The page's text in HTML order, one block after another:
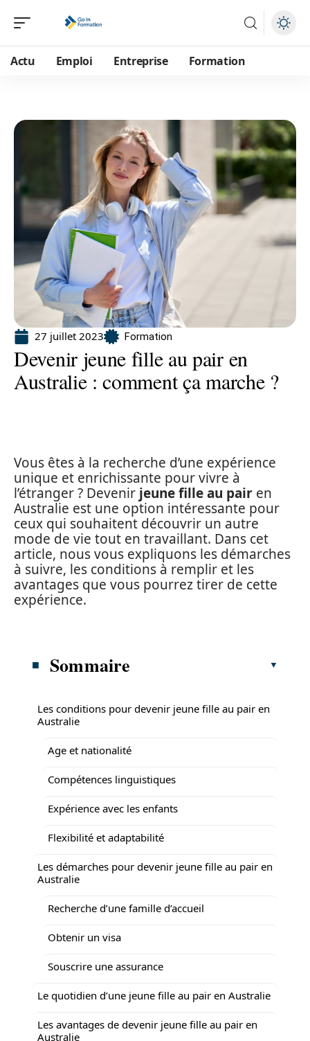
Actu Emploi Entreprise Formation
27 juillet 2023 Formation
Devenir jeune fille au pair en
Australie : comment ça marche ?
Vous êtes à la recherche d’une expérience
unique et enrichissante pour vivre à
l’étranger ? Devenir jeune fille au pair en
Australie est une option intéressante pour
ceux qui souhaitent découvrir un autre
mode de vie tout en travaillant. Dans cet
article, nous vous expliquons les démarches
à suivre, les conditions à remplir et les
avantages que vous pourrez tirer de cette
expérience.
Sommaire
Les conditions pour devenir jeune fille au pair en
Australie
Age et nationalité
Compétences linguistiques
Expérience avec les enfants
Flexibilité et adaptabilité
Les démarches pour devenir jeune fille au pair en
Australie
Recherche d’une famille d’accueil
Obtenir un visa
Souscrire une assurance
Le quotidien d’une jeune fille au pair en Australie
Les avantages de devenir jeune fille au pair en
Australie